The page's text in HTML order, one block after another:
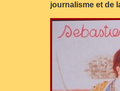
journalisme et de